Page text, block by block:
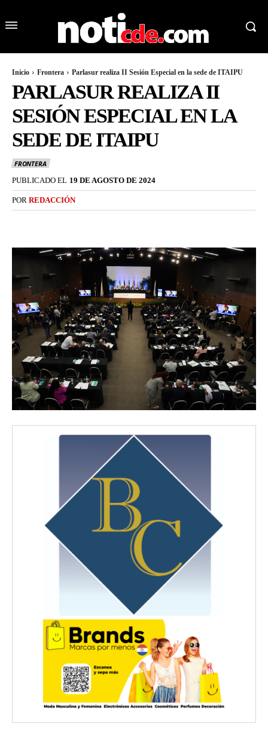
Inicio Frontera Parlasur realiza II Sesión Especial en la sede de ITAIPU
PARLASUR REALIZA II
SESIÓN ESPECIAL EN LA
SEDE DE ITAIPU
FRONTERA
PUBLICADO EL 19 DE AGOSTO DE 2024
POR REDACCIÓN